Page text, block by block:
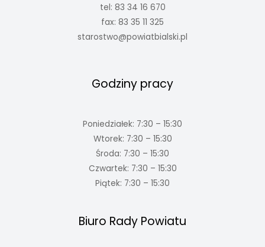
tel: 83 34 16 670
fax: 83 35 11 325
starostwo@powiatbialski.pl
Godziny pracy
Poniedziałek: 7:30 – 15:30
Wtorek: 7:30 – 15:30
Środa: 7:30 – 15:30
Czwartek: 7:30 – 15:30
Piątek: 7:30 – 15:30
Biuro Rady Powiatu